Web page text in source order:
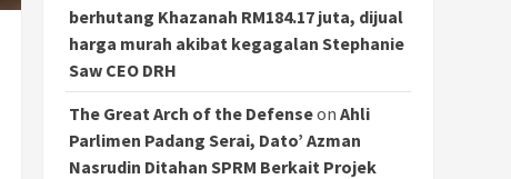
berhutang Khazanah RM184.17 juta, dijual
harga murah akibat kegagalan Stephanie
Saw CEO DRH
The Great Arch of the Defenseon Ahli
Parlimen Padang Serai, Dato’ Azman
Nasrudin Ditahan SPRM Berkait Projek